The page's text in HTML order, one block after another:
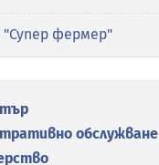
"Супер фермер"
обслужване